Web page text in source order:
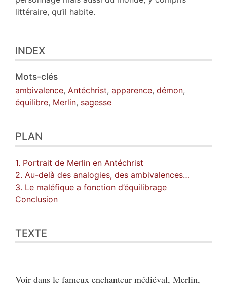
littéraire, qu’il habite.
INDEX
Mots-clés
ambivalence, Antéchrist, apparence, démon,
équilibre, Merlin, sagesse
PLAN
1. Portrait de Merlin en Antéchrist
2. Au-delà des analogies, des ambivalences…
3. Le maléfique a fonction d’équilibrage
Conclusion
TEXTE
Voir dans le fameux enchanteur médiéval, Merlin,